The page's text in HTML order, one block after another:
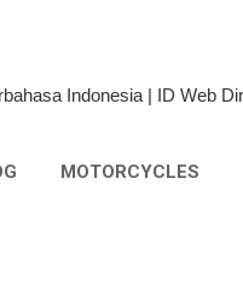
Indonesia | ID Web
MOTORCYCLES